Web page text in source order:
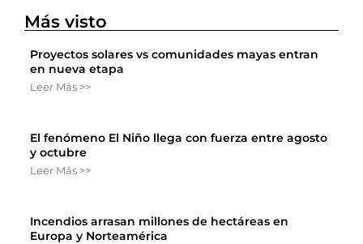
Más visto
Proyectos solares vs comunidades mayas entran
en nueva etapa
Leer Más >>
El fenómeno El Niño llega con fuerza entre agosto
y octubre
Leer Más >>
Incendios arrasan millones de hectáreas en
Europa y Norteamérica